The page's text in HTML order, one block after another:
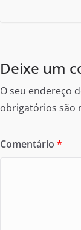
Deixe um
O seu endereço
obrigatórios são
Comentário *